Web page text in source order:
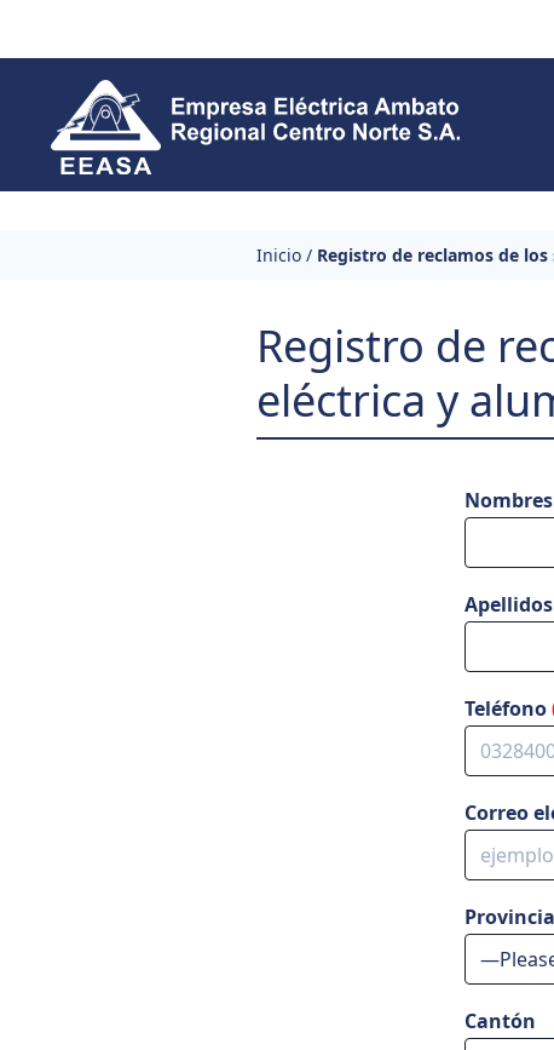
Inicio / Registro de reclamos de
Registro de
eléctrica y
Nombres
Apellidos
Teléfono
Correo